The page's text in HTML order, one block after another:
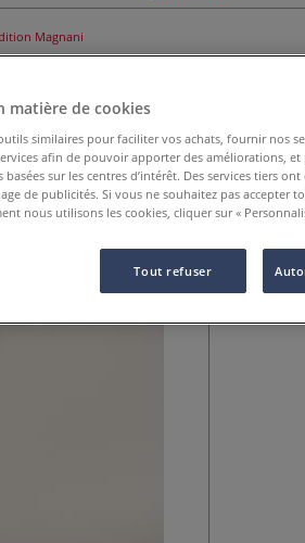
Magnani
Le
matière de cookies
similaires pour faciliter vos achats, fournir nos
afin de pouvoir apporter des améliorations, et
sur les centres d’intérêt. Des services tiers
de publicités. Si vous ne souhaitez pas accepter
nous utilisons les cookies, cliquer sur «
Tout refuser